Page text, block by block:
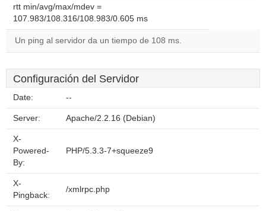
rtt min/avg/max/mdev =
107.983/108.316/108.983/0.605 ms
Un ping al servidor da un tiempo de 108 ms.
Configuración del Servidor
Date: --
Server: Apache/2.2.16 (Debian)
X-
Powered-
By:
PHP/5.3.3-7+squeeze9
X-
Pingback:
/xmlrpc.php